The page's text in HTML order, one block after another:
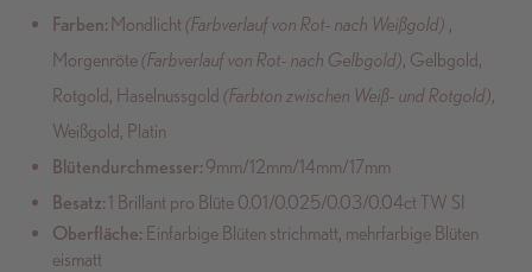
Farben: Mondlicht (Farbverlauf von Rot- nach Weißgold) ,
Morgenröte(Farbverlauf von Rot- nach Gelbgold), Gelbgold,
Rotgold, Haselnussgold (Farbton zwischen Weiß- und Rotgold),
Weißgold, Platin
Blütendurchmesser: 9mm/12mm/14mm/17mm
Besatz:1 Brillant pro Blüte 0.01/0.025/0.03/0.04ct TW SI
Oberfläche: Einfarbige Blüten strichmatt, mehrfarbige Blüten
eismatt